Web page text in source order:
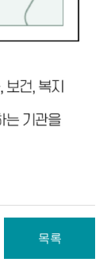
목록